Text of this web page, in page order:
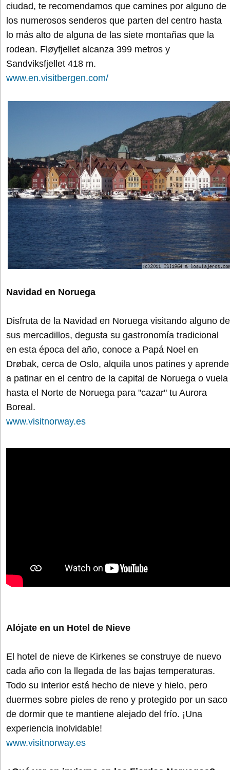
ciudad, te recomendamos que camines por alguno de
los numerosos senderos que parten del centro hasta
lo más alto de alguna de las siete montañas que la
rodean. Fløyfjellet alcanza 399 metros y
Sandviksfjellet 418 m.
www.en.visitbergen.com/
Navidad en Noruega
Disfruta de la Navidad en Noruega visitando alguno de
sus mercadillos, degusta su gastronomía tradicional
en esta época del año, conoce a Papá Noel en
Drøbak, cerca de Oslo, alquila unos patines y aprende
a patinar en el centro de la capital de Noruega o vuela
hasta el Norte de Noruega para "cazar" tu Aurora
Boreal.
www.visitnorway.es
Alójate en un Hotel de Nieve
El hotel de nieve de Kirkenes se construye de nuevo
cada año con la llegada de las bajas temperaturas.
Todo su interior está hecho de nieve y hielo, pero
duermes sobre pieles de reno y protegido por un saco
de dormir que te mantiene alejado del frío. ¡Una
experiencia inolvidable!
www.visitnorway.es